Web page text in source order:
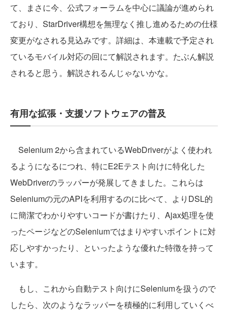
て、まさに今、公式フォーラムを中心に議論が進められ
ており、StarDriver構想を無理なく推し進めるための仕様
変更がなされる見込みです。詳細は、本連載で予定され
ているモバイル対応の回にて解説されます。たぶん解説
されると思う。解説されるんじゃないかな。
有用な拡張・支援ソフトウェアの普及
Selenium 2から含まれているWebDriverがよく使われ
るようになるにつれ、特にE2Eテスト向けに特化した
WebDriverのラッパーが発展してきました。これらは
Seleniumの元のAPIを利用するのに比べて、よりDSL的
に簡潔でわかりやすいコードが書けたり、Ajax処理を使
ったページなどのSeleniumではまりやすいポイントに対
応しやすかったり、といったような優れた特徴を持って
います。
もし、これから自動テスト向けにSeleniumを扱うので
したら、次のようなラッパーを積極的に利用していくべ